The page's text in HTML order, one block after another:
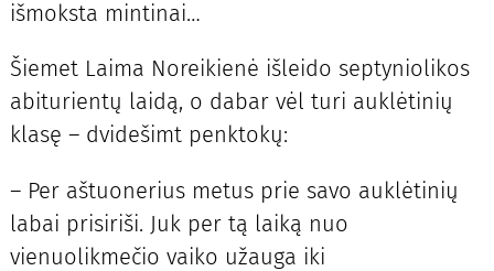
išmoksta mintinai…
Šiemet Laima Noreikienė išleido septyniolikos
abiturientų laidą, o dabar vėl turi auklėtinių
klasę – dvidešimt penktokų:
– Per aštuonerius metus prie savo auklėtinių
labai prisiriši. Juk per tą laiką nuo
vienuolikmečio vaiko užauga iki